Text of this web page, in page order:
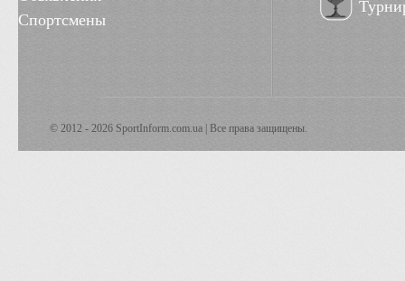
Спортсмены
© 2012 - 2026 SportInform.com.ua | Все права защищены.